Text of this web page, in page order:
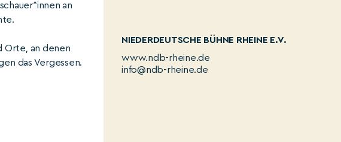
an
Orte, an denen
das Vergessen.
NIEDERDEUTSCHE BÜHNE RHEINE E.V.
www.ndb-rheine.de
info@ndb-rheine.de